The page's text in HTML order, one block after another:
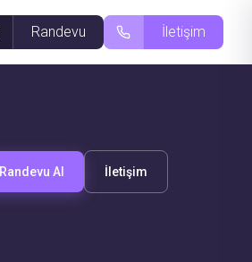
Randevu İletişim
Randevu Al İletişim